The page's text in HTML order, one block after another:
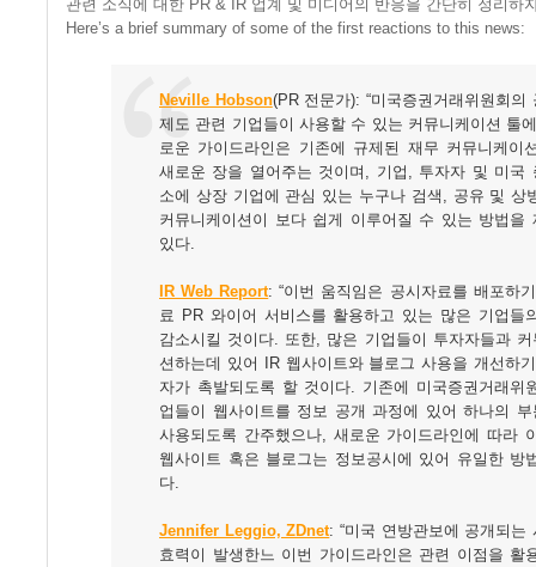
관련 소식에 대한 PR & IR 업계 및 미디어의 반응을 간단히 정리하
Here’s a brief summary of some of the first reactions to this news:
Neville Hobson(PR 전문가): “미국증권거래위원회의
제도 관련 기업들이 사용할 수 있는 커뮤니케이션 툴
로운 가이드라인은 기존에 규제된 재무 커뮤니케이
새로운 장을 열어주는 것이며, 기업, 투자자 및 미국
소에 상장 기업에 관심 있는 누구나 검색, 공유 및 상
커뮤니케이션이 보다 쉽게 이루어질 수 있는 방법을
있다.
IR Web Report: “이번 움직임은 공시자료를 배포하
료 PR 와이어 서비스를 활용하고 있는 많은 기업들
감소시킬 것이다. 또한, 많은 기업들이 투자자들과 커
션하는데 있어 IR 웹사이트와 블로그 사용을 개선하
자가 촉발되도록 할 것이다. 기존에 미국증권거래위
업들이 웹사이트를 정보 공개 과정에 있어 하나의 부
사용되도록 간주했으나, 새로운 가이드라인에 따라
웹사이트 혹은 블로그는 정보공시에 있어 유일한 방
다.
Jennifer Leggio, ZDnet: “미국 연방관보에 공개되는
효력이 발생한느 이번 가이드라인은 관련 이점을 활